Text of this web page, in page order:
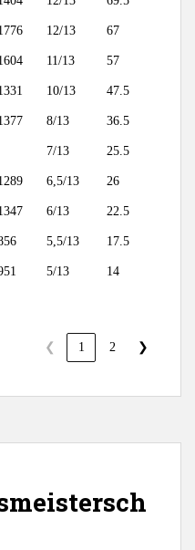
12/13 67
11/13 57
10/13 47.5
8/13 36.5
7/13 25.5
6,5/13 26
6/13 22.5
5,5/13 17.5
5/13 14
❮ 1 2 ❯